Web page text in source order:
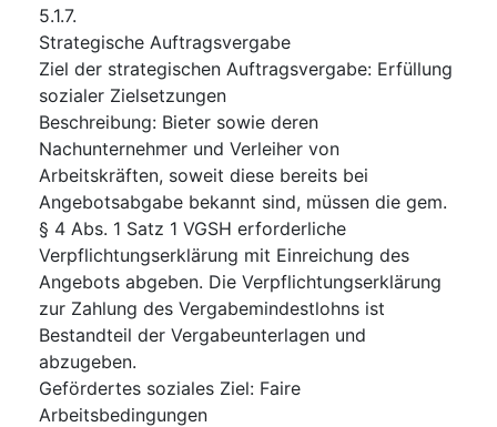
5.1.7.
Strategische Auftragsvergabe
Ziel der strategischen Auftragsvergabe: Erfüllung
sozialer Zielsetzungen
Beschreibung: Bieter sowie deren
Nachunternehmer und Verleiher von
Arbeitskräften, soweit diese bereits bei
Angebotsabgabe bekannt sind, müssen die gem.
§ 4 Abs. 1 Satz 1 VGSH erforderliche
Verpflichtungserklärung mit Einreichung des
Angebots abgeben. Die Verpflichtungserklärung
zur Zahlung des Vergabemindestlohns ist
Bestandteil der Vergabeunterlagen und
abzugeben.
Gefördertes soziales Ziel: Faire
Arbeitsbedingungen